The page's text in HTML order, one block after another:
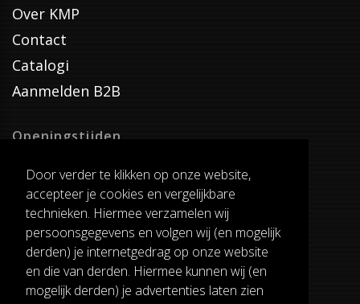
Door verder te klikken op onze website,
accepteer je cookies en vergelijkbare
technieken. Hiermee verzamelen wij
persoonsgegevens en volgen wij (en mogelijk
derden) je internetgedrag op onze website
en die van derden. Hiermee kunnen wij (en
mogelijk derden) je advertenties laten zien
Over KMP
Contact
Catalogi
Aanmelden B2B
Openingstijden
Dinsdag T/M Zaterdag
van 8:00-17:00
Verzenddagen
Dinsdag T/M Vrijdag
Pauze
12:30-13:00